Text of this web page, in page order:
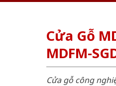
Cửa Gỗ
MDFM-
Cửa gỗ công